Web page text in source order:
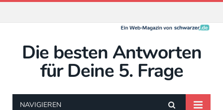
Die besten Antworten
für Deine 5. Frage
NAVIGIEREN